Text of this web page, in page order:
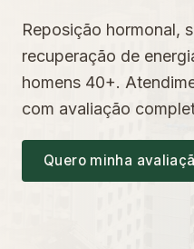
Reposição hormonal,
recuperação de
homens 40+.
com avaliação
Quero minha